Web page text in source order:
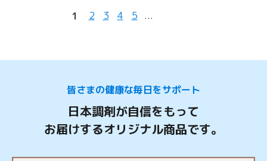
1 2 3 4 5 ...
皆さまの健康な毎日をサポート
日本調剤が自信をもって
お届けするオリジナル商品です。